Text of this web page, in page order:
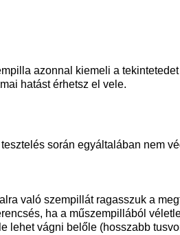
azonnal kiemeli a
hatást érhetsz el vele.
során egyáltalában nem
való szempillát ragasszuk a
ha a műszempillából
lehet vágni belőle (hosszabb